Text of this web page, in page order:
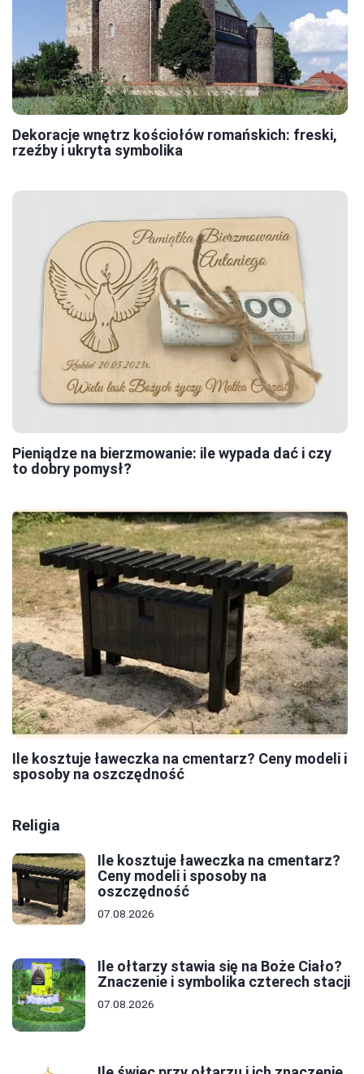
Dekoracje wnętrz kościołów romańskich: freski,
rzeźby i ukryta symbolika
Pieniądze na bierzmowanie: ile wypada dać i czy
to dobry pomysł?
Ile kosztuje ławeczka na cmentarz? Ceny modeli i
sposoby na oszczędność
Religia
Ile kosztuje ławeczka na cmentarz?
Ceny modeli i sposoby na
oszczędność
07.08.2026
Ile ołtarzy stawia się na Boże Ciało?
Znaczenie i symbolika czterech stacji
07.08.2026